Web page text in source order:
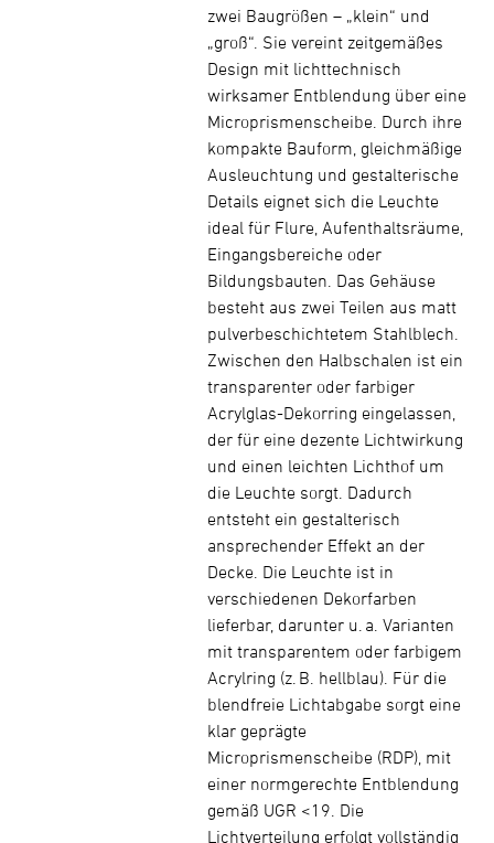
zwei Baugrößen – „klein“ und
„groß“. Sie vereint zeitgemäßes
Design mit lichttechnisch
wirksamer Entblendung über eine
Microprismenscheibe. Durch ihre
kompakte Bauform, gleichmäßige
Ausleuchtung und gestalterische
Details eignet sich die Leuchte
ideal für Flure, Aufenthaltsräume,
Eingangsbereiche oder
Bildungsbauten. Das Gehäuse
besteht aus zwei Teilen aus matt
pulverbeschichtetem Stahlblech.
Zwischen den Halbschalen ist ein
transparenter oder farbiger
Acrylglas-Dekorring eingelassen,
der für eine dezente Lichtwirkung
und einen leichten Lichthof um
die Leuchte sorgt. Dadurch
entsteht ein gestalterisch
ansprechender Effekt an der
Decke. Die Leuchte ist in
verschiedenen Dekorfarben
lieferbar, darunter u. a. Varianten
mit transparentem oder farbigem
Acrylring (z. B. hellblau). Für die
blendfreie Lichtabgabe sorgt eine
klar geprägte
Microprismenscheibe (RDP), mit
einer normgerechte Entblendung
gemäß UGR <19. Die
Lichtverteilung erfolgt vollständig